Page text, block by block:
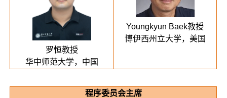
罗恒教授
华中师范大学，中国
Youngkyun Baek教授
博伊西州立大学，美国
程序委员会主席